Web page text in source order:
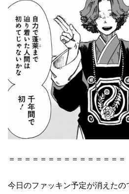
＝＝＝＝＝＝＝＝＝＝＝＝＝＝＝
今日のファッキン予定が消えた